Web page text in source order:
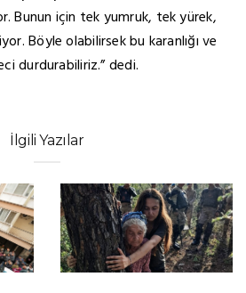
Bunun için tek yumruk, tek yürek,
Böyle olabilirsek bu karanlığı ve
durdurabiliriz.” dedi.
İlgili Yazılar